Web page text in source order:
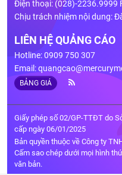
Điện thoại: (028)-2236.9999
Chịu trách nhiệm nội dung:
LIÊN HỆ QUẢNG CÁO
Hotline: 0909 750 307
Email:
BẢNG GIÁ
Giấy phép số 02/GP-TTĐT do
cấp ngày 06/01/2025
Bản quyền thuộc về Công ty
Cấm sao chép dưới mọi hình
văn bản.